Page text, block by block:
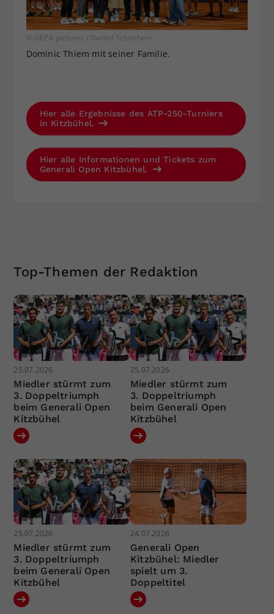
© GEPA pictures / Daniel Schönherr
Dominic Thiem mit seiner Familie.
Hier alle Ergebnisse des ATP-250-Turniers
in Kitzbühel.
Hier alle Informationen und Tickets zum
Generali Open Kitzbühel.
Top-Themen der Redaktion
25.07.2026
Miedler stürmt zum
3. Doppeltriumph
beim Generali Open
Kitzbühel
25.07.2026
Miedler stürmt zum
3. Doppeltriumph
beim Generali Open
Kitzbühel
25.07.2026
Miedler stürmt zum
3. Doppeltriumph
beim Generali Open
Kitzbühel
24.07.2026
Generali Open
Kitzbühel: Miedler
spielt um 3.
Doppeltitel